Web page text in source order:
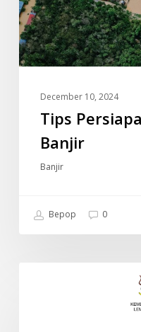
December 10, 2024
Tips
Banjir
Banjir
Bepop 0